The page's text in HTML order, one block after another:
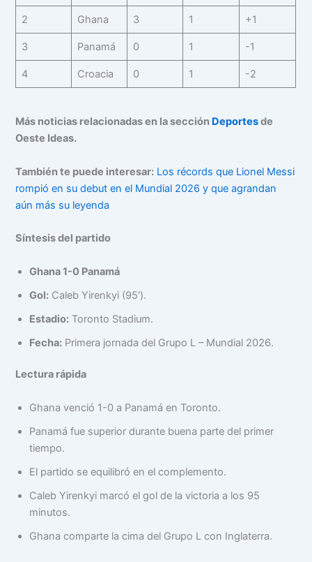
2 Ghana 3 1 +1
3 Panamá 0 1 -1
4 Croacia 0 1 -2
Más noticias relacionadas en la sección Deportesde
Oeste Ideas.
También te puede interesar: Los récords que Lionel Messi
rompió en su debut en el Mundial 2026 y que agrandan
aún más su leyenda
Síntesis del partido
Ghana 1-0 Panamá
Gol: Caleb Yirenkyi (95′).
Estadio: Toronto Stadium.
Fecha: Primera jornada del Grupo L – Mundial 2026.
Lectura rápida
Ghana venció 1-0 a Panamá en Toronto.
Panamá fue superior durante buena parte del primer
tiempo.
El partido se equilibró en el complemento.
Caleb Yirenkyi marcó el gol de la victoria a los 95
minutos.
Ghana comparte la cima del Grupo L con Inglaterra.